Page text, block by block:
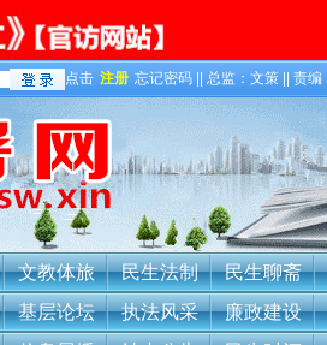
点击 注册 忘记密码 || 总监：文策 || 责
文教体旅 民生法制 民生聊斋
基层论坛 执法风采 廉政建设